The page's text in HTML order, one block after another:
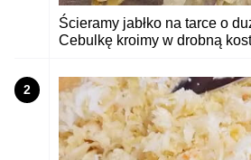
Ścieramy jabłko na tarce o
Cebulkę kroimy w drobną
2